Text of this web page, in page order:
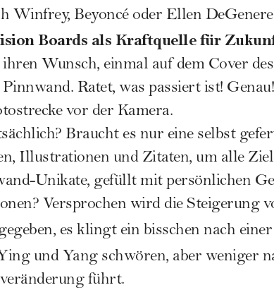
Winfrey, Beyoncéoder Ellen
Boards als Kraftquelle für
Wunsch, einmal auf dem Cover
Ratet, was passiert ist!
vor der Kamera.
Braucht es nur eine selbst
Illustrationen und Zitaten, um alle
Unikate, gefüllt mit persönlichen
Versprochen wird die Steigerung
es klingt ein bisschen nach einer
und Yang schwören, aber weniger
führt.